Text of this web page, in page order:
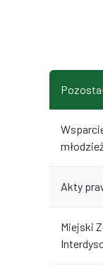
Akty
Miejski